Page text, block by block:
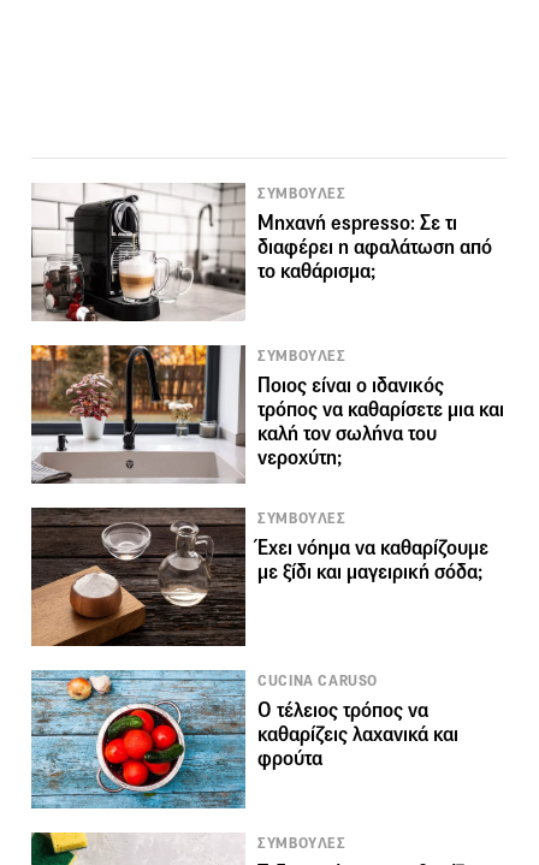
ΣΥΜΒΟΥΛΕΣ
Μηχανή espresso: Σε τι
διαφέρει η αφαλάτωση από
το καθάρισμα;
ΣΥΜΒΟΥΛΕΣ
Ποιος είναι ο ιδανικός
τρόπος να καθαρίσετε μια και
καλή τον σωλήνα του
νεροχύτη;
ΣΥΜΒΟΥΛΕΣ
Έχει νόημα να καθαρίζουμε
με ξίδι και μαγειρική σόδα;
CUCINA CARUSO
Ο τέλειος τρόπος να
καθαρίζεις λαχανικά και
φρούτα
ΣΥΜΒΟΥΛΕΣ